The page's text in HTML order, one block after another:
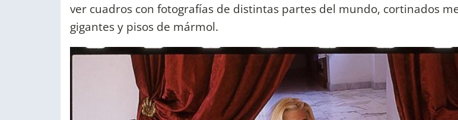
ver cuadros con fotografías de distintas partes del mundo, cortinados
gigantes y pisos de mármol.